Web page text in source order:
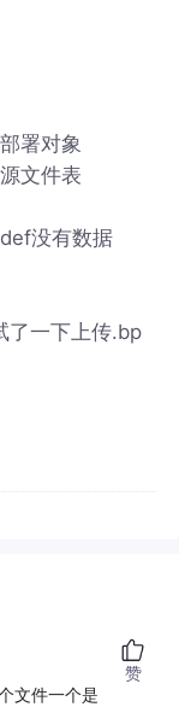
署对象
文件表
没有数据
了一下上传.bp
文件一个是
赞